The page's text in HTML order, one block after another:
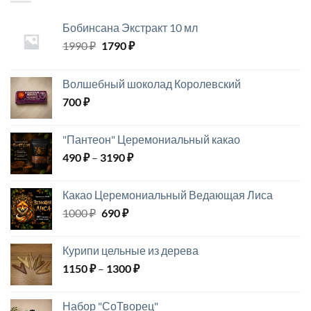
Бобинсана Экстракт 10 мл
1990₽ Первоначальная
1990 ₽.
1790₽Текущая
Волшебный шоколад Королевский
700₽
"Пантеон" Церемониальный какао
490₽ – 3190₽Диапазон
–
Какао Церемониальный Ведающая Лиса
1000₽ Первоначальная
1000 ₽.
690₽Текущая
Курипи цельные из дерева
1150₽ – 1300₽Диапазон
Набор "СоТворец"